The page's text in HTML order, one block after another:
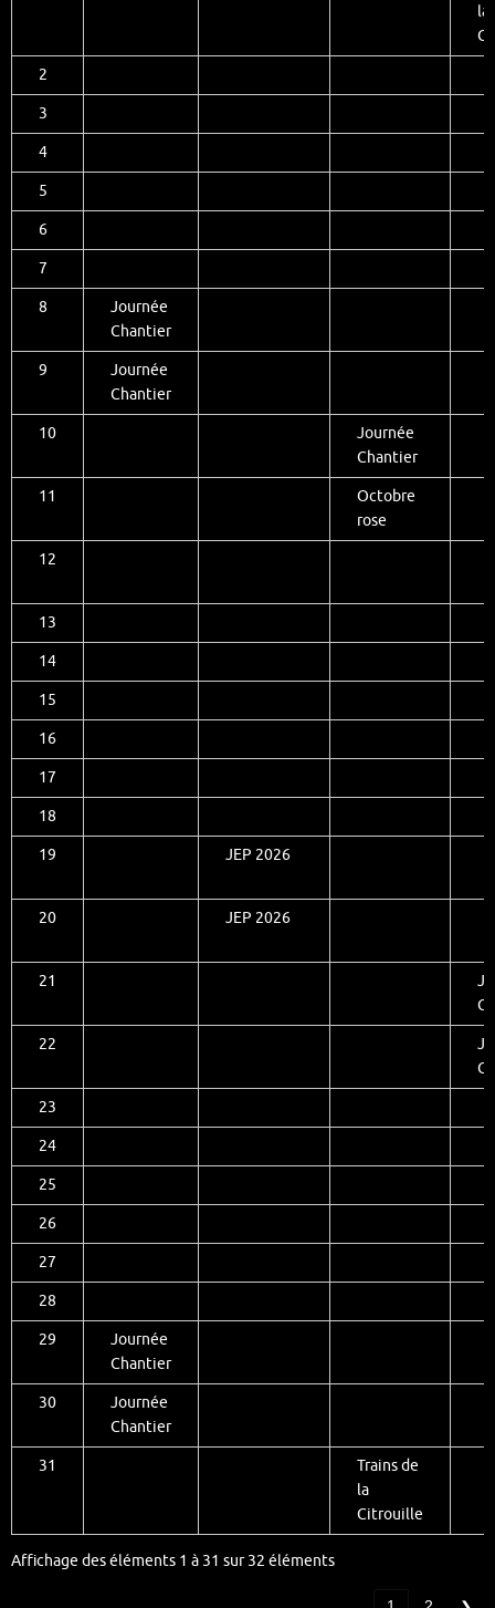
la
2
3
4
5
6
7
8
Journée
Chantier
9
Journée
Chantier
10
Journée
Chantier
11
Octobre
rose
12
13
14
15
16
17
18
19 JEP 2026
20 JEP 2026
21
22
23
24
25
26
27
28
29
Journée
Chantier
30
Journée
Chantier
31
Trains de
la
Citrouille
Affichage des éléments 1 à 31 sur 32 éléments